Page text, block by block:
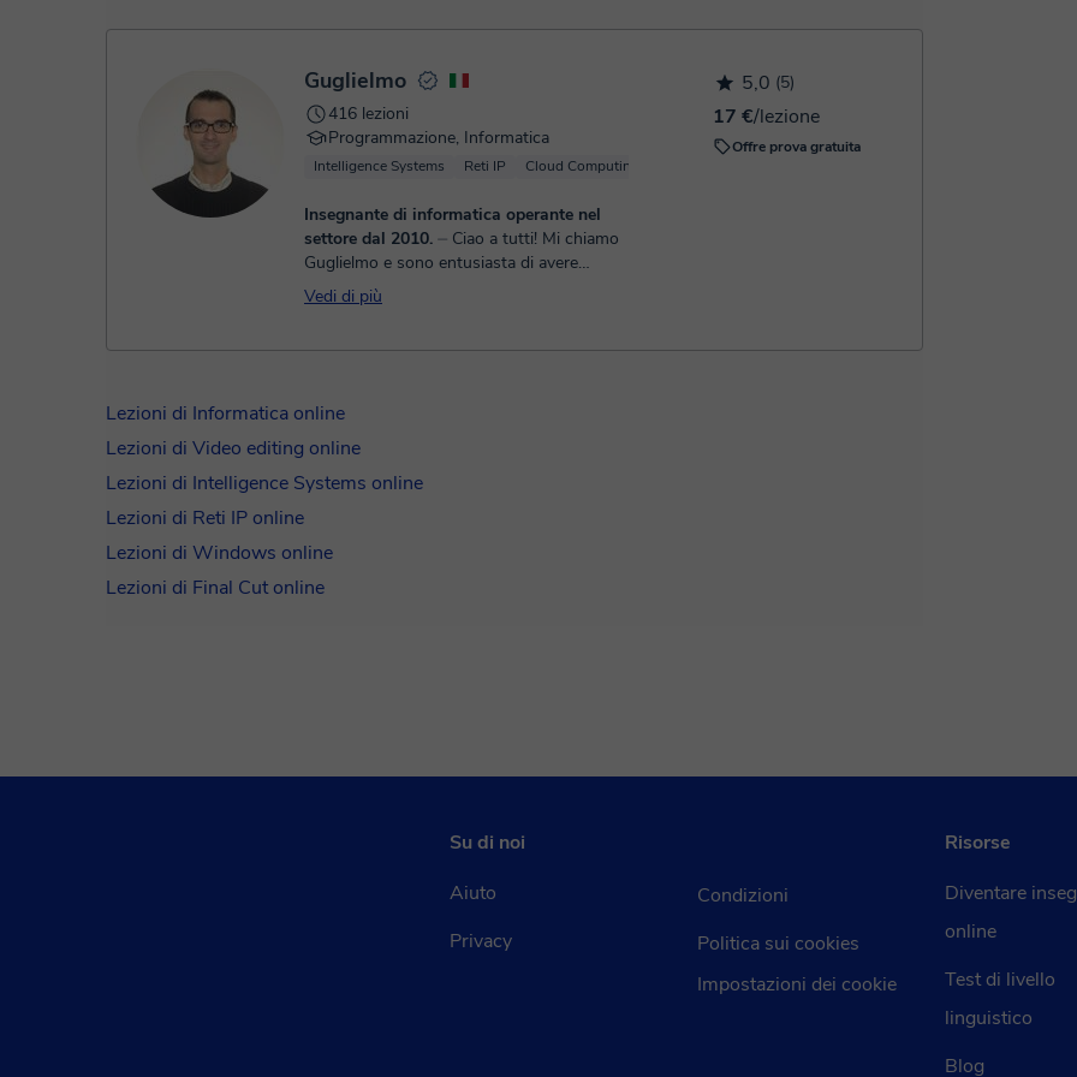
Una volta che hai realizzato il pagamento, riceverai un email di conferma della prenotazione.
5,0 (5)
17 €/lezione
Offre prova gratuita
Guglielmo
416 lezioni
Programmazione, Informatica
Intelligence Systems Reti IP Cloud Computing
Insegnante di informatica operante nel
settore dal 2010. ⏤ Ciao a tutti! Mi chiamo
Guglielmo e sono entusiasta di avere
l'opportunità di essere il vostro insegnante
di informatica. Mi sono laureato nel 2014
Vedi di più
Lezioni di Informatica online
Lezioni di Video editing online
Lezioni di Intelligence Systems online
Lezioni di Reti IP online
Lezioni di Windows online
Lezioni di Final Cut online
Su di noi
Aiuto
Privacy
Condizioni
Politica sui cookies
Impostazioni dei cookie
Risorse
Diventare
online
Test di livello
linguistico
Blog